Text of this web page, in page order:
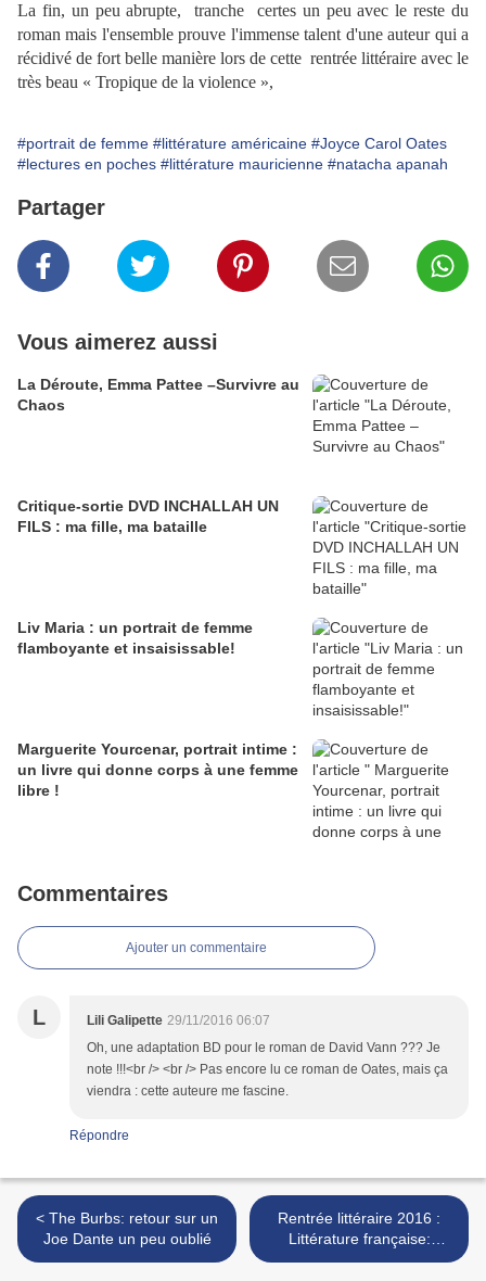
La fin, un peu abrupte, tranche certes un peu avec le reste du
roman mais l'ensemble prouve l'immense talent d'une auteur qui a
récidivé de fort belle manière lors de cette rentrée littéraire avec le
très beau « Tropique de la violence »,
#portrait de femme #littérature américaine #Joyce Carol Oates
#lectures en poches #littérature mauricienne #natacha apanah
Partager
Vous aimerez aussi
La Déroute, Emma Pattee –Survivre au
Chaos
Critique-sortie DVD INCHALLAH UN
FILS : ma fille, ma bataille
Liv Maria : un portrait de femme
flamboyante et insaisissable!
Marguerite Yourcenar, portrait intime :
un livre qui donne corps à une femme
libre !
Commentaires
Ajouter un commentaire
L Lili Galipette 29/11/2016 06:07
Oh, une adaptation BD pour le roman de David Vann ??? Je
note !!!<br /> <br /> Pas encore lu ce roman de Oates, mais ça
viendra : cette auteure me fascine.
Répondre
< The Burbs: retour sur un
Joe Dante un peu oublié
Rentrée littéraire 2016 :
Littérature française:
Donner ; Duroy,